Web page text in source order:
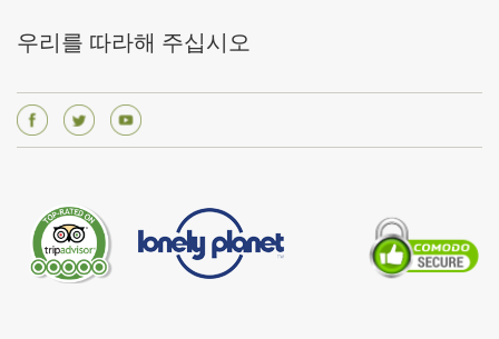
우리를 따라해 주십시오